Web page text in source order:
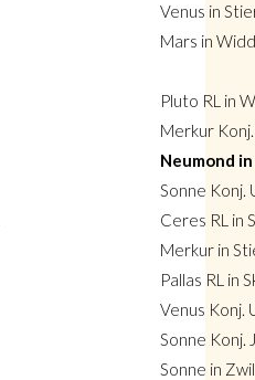
Venus in
Mars in
Pluto RL in
Merkur
Neumond
Sonne Konj.
Ceres RL in
Merkur in
Pallas RL in
Venus Konj.
Sonne Konj.
Sonne in